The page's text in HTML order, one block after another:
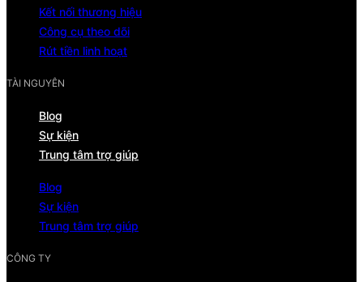
Kết nối thương hiệu
Công cụ theo dõi
Rút tiền linh hoạt
TÀI NGUYÊN
Blog
Sự kiện
Trung tâm trợ giúp
Blog
Sự kiện
Trung tâm trợ giúp
CÔNG TY